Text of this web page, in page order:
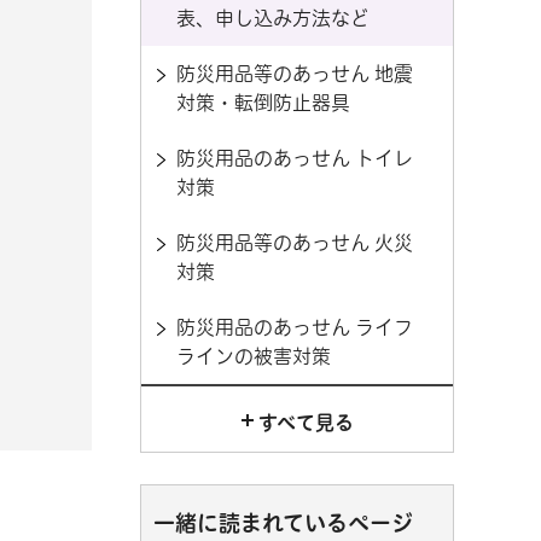
表、申し込み方法など
防災用品等のあっせん 地震
対策・転倒防止器具
防災用品のあっせん トイレ
対策
防災用品等のあっせん 火災
対策
防災用品のあっせん ライフ
ラインの被害対策
すべて見る
一緒に読まれているページ